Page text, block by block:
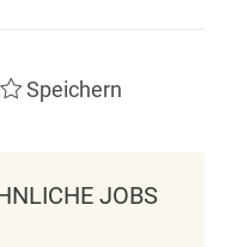
Speichern
JOBS